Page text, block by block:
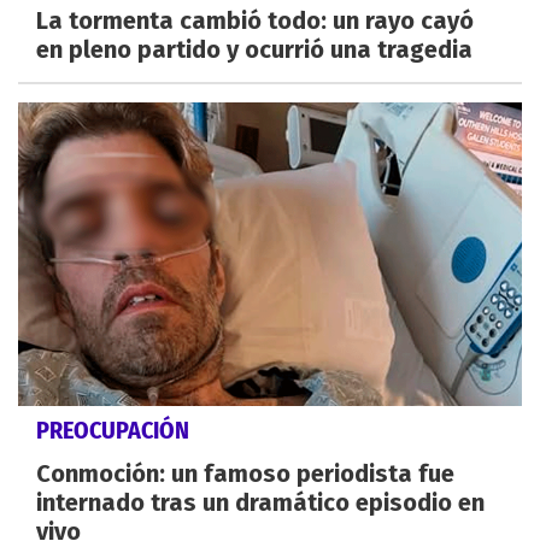
La tormenta cambió todo: un rayo cayó
en pleno partido y ocurrió una tragedia
PREOCUPACIÓN
Conmoción: un famoso periodista fue
internado tras un dramático episodio en
vivo